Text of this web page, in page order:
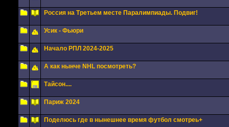
Россия на Третьем месте Паралимпиады. Подвиг!
Усик - Фьюри
Начало РПЛ 2024-2025
А как нынче NHL посмотреть?
Тайсон....
Париж 2024
Поделюсь где в нынешнее время футбол смотреь+